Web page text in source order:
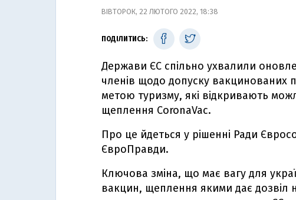
ВІВТОРОК, 22 ЛЮТОГО 2022, 18:38
ПОДІЛИТИСЬ:
Держави ЄС спільно ухвалили
членів щодо допуску вакцинованих
метою туризму, які відкривають
щеплення CoronaVac.
Про це йдеться у рішенні Ради
ЄвроПравди.
Ключова зміна, що має вагу для
вакцин, щеплення якими дає дозвіл